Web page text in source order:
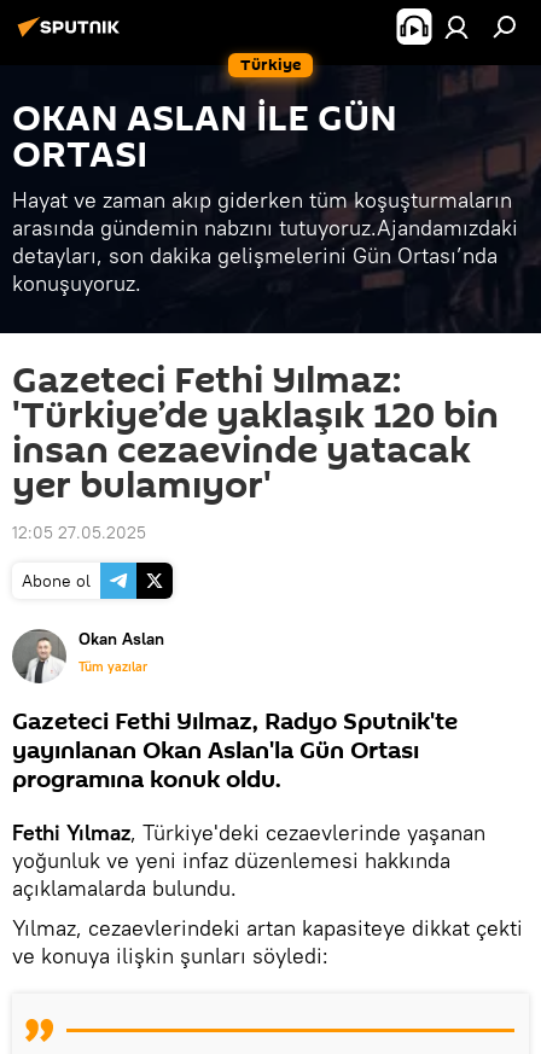
Türkiye
OKAN ASLAN İLE GÜN
ORTASI
Hayat ve zaman akıp giderken tüm koşuşturmaların
arasında gündemin nabzını tutuyoruz.Ajandamızdaki
detayları, son dakika gelişmelerini Gün Ortası’nda
konuşuyoruz.
Gazeteci Fethi Yılmaz:
'Türkiye’de yaklaşık 120 bin
insan cezaevinde yatacak
yer bulamıyor'
12:05 27.05.2025
Abone ol
Okan Aslan
Tüm yazılar
Gazeteci Fethi Yılmaz, Radyo Sputnik'te
yayınlanan Okan Aslan'la Gün Ortası
programına konuk oldu.
Fethi Yılmaz, Türkiye'deki cezaevlerinde yaşanan
yoğunluk ve yeni infaz düzenlemesi hakkında
açıklamalarda bulundu.
Yılmaz, cezaevlerindeki artan kapasiteye dikkat çekti
ve konuya ilişkin şunları söyledi: